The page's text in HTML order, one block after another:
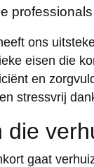
ons
eisen die
en
stressvrij
gaat